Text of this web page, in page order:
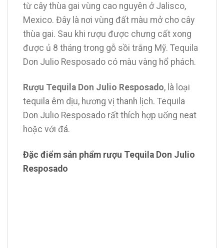
từ cây thùa gai vùng cao nguyên ở Jalisco,
Mexico. Đây là nơi vùng đất màu mở cho cây
thùa gai. Sau khi rượu được chưng cất xong
được ủ 8 tháng trong gỗ sồi trắng Mỹ. Tequila
Don Julio Resposado có màu vàng hổ phách.
Rượu Tequila Don Julio Resposado, là loại
tequila êm dịu, hương vị thanh lịch. Tequila
Don Julio Resposado rất thích hợp uống neat
hoặc với đá.
Đặc điểm sản phẩm rượu Tequila Don Julio
Resposado